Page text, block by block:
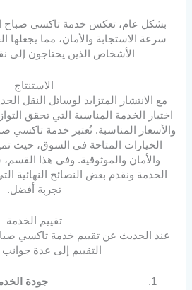
بشكل عام، تعكس خدمة تاكسي صباح
سرعة الاستجابة والأمان، مما يجعلها
الأشخاص الذين يحتاجون إلى
الاستنتاج
مع الانتشار المتزايد لوسائل النقل
اختيار الخدمة المناسبة التي تحقق
والأسعار المناسبة. تُعتبر خدمة تاكسي
الخيارات المتاحة في السوق، حيث
والأمان والموثوقية. وفي هذا
الخدمة ونقدم بعض النصائح النهائية
تجربة أفضل.
تقييم الخدمة
عند الحديث عن تقييم خدمة تاكسي
التقييم إلى عدة
جودة